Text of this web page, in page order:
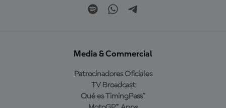
Media & Commercial
Patrocinadores Oficiales
TV Broadcast
Qué es TimingPass™